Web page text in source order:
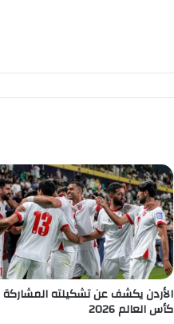
الأردن يكشف عن تشكيلته
كأس العالم 2026